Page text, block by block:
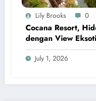
Lily Brooks 0
Cocana Resort,
dengan View
July 1, 2026